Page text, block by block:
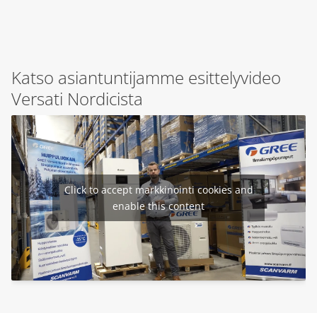
Katso asiantuntijamme esittelyvideo
Versati Nordicista
Click to accept markkinointi cookies and
enable this content